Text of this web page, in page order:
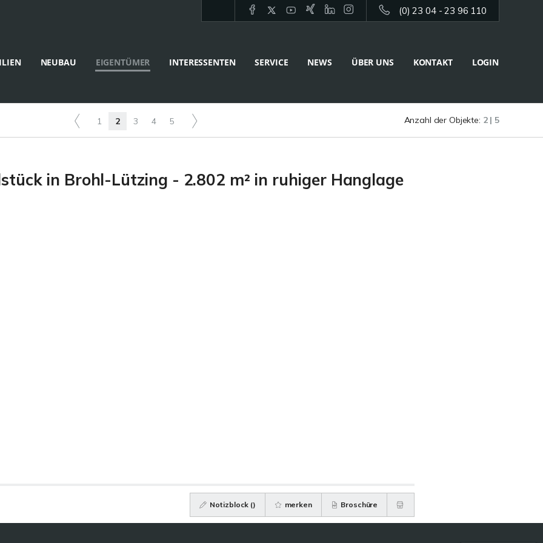
(0) 23 04 - 23 96 110
NEUBAU EIGENTÜMER INTERESSENTEN SERVICE NEWS ÜBER UNS KONTAKT LOGIN
1 2 3 4 5 Anzahl der Objekte: 2 | 5
in Brohl-Lützing - 2.802 m² in ruhiger Hanglage
Notizblock () merken Broschüre